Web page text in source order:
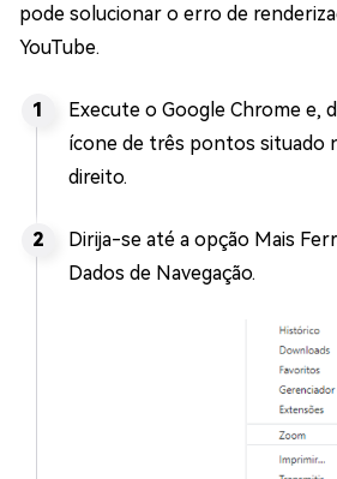
pode solucionar o erro de
YouTube.
Execute o Google Chrome e,
ícone de três pontos situado
direito.
Dirija-se até a opção Mais
Dados de Navegação.